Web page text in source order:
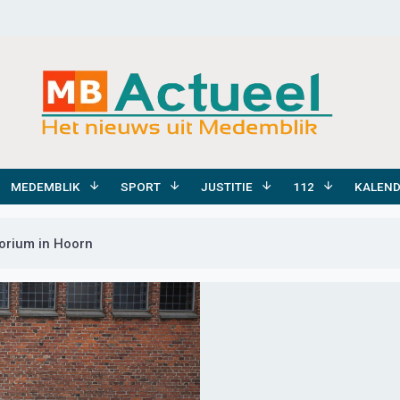
MEDEMBLIK SPORT JUSTITIE 112
in Hoorn